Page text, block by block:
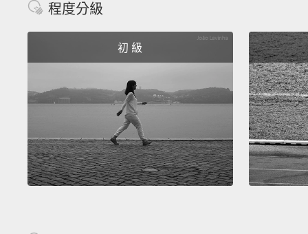
程度分級
初 級